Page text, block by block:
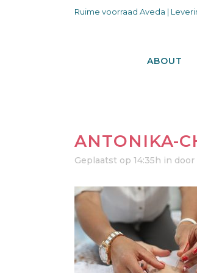
Ruime voorraad Aveda |
ABOUT
ANTONIKA-
Geplaatst op 14:35h in door